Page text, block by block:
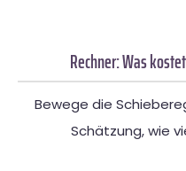
Rechner: Was
Bewege die
Schätzung, wie